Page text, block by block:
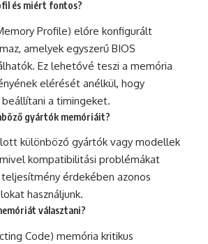
és miért fontos?
Profile) előre konfigurált
amelyek egyszerű BIOS
Ez lehetővé teszi a memória
elérését anélkül, hogy
a timingeket.
gyártók memóriáit?
különböző gyártók vagy modellek
kompatibilitási problémákat
érdekében azonos
használjunk.
választani?
Code) memória kritikus